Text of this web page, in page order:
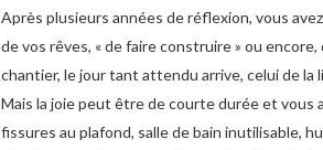
Après plusieurs années de réflexion, vous
de vos rêves, « de faire construire » ou
chantier, le jour tant attendu arrive, celui de la
Mais la joie peut être de courte durée et
fissures au plafond, salle de bain inutilisable,